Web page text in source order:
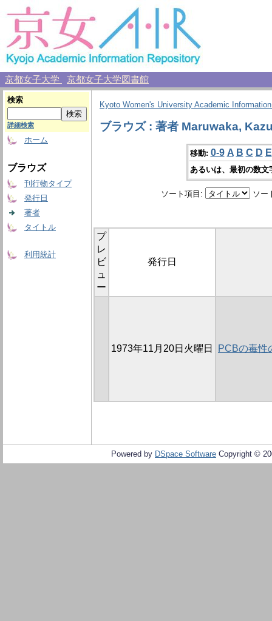
京都女子大学 京都女子大学図書館
検索
詳細検索
ホーム
ブラウズ
刊行物タイプ
発行日
著者
タイトル
利用統計
Kyoto Women's University Academic
ブラウズ : 著者 Maruwaka,
移動: 0-9 A B C D E
あるいは、最初の数
ソート項目: ソー
プ
レ
ビ
ュ
ー
発行日
1973年11月20日火曜日 PCBの毒性
Powered by DSpace Software Copyright ©